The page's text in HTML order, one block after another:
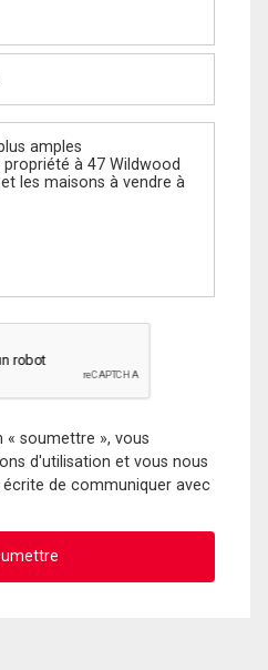
« soumettre », vous
d'utilisation et vous nous
de communiquer avec